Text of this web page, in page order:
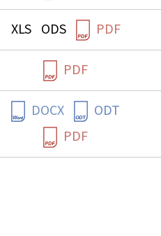
XLS ODS PDF
PDF
DOCX
ODT
PDF